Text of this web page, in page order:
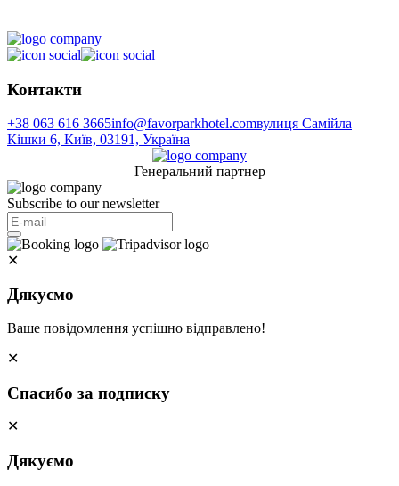
Контакти
+38 063 616 3665info@favorparkhotel.comвулиця Самійла
Кішки 6, Київ, 03191, Україна
Генеральний партнер
Subscribe to our newsletter
✕
Дякуємо
Ваше повідомлення успішно відправлено!
✕
Спасибо за подписку
✕
Дякуємо